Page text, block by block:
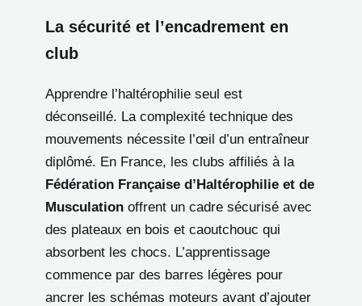
La sécurité et l’encadrement en
club
Apprendre l’haltérophilie seul est
déconseillé. La complexité technique des
mouvements nécessite l’œil d’un entraîneur
diplômé. En France, les clubs affiliés à la
Fédération Française d’Haltérophilie et de
Musculation offrent un cadre sécurisé avec
des plateaux en bois et caoutchouc qui
absorbent les chocs. L’apprentissage
commence par des barres légères pour
ancrer les schémas moteurs avant d’ajouter